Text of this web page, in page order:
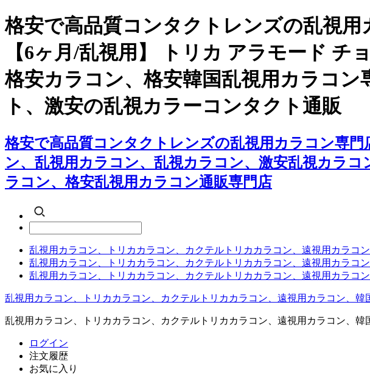
格安で高品質コンタクトレンズの乱視
【6ヶ月/乱視用】 トリカ アラモード チ
格安カラコン、格安韓国乱視用カラコ
ト、激安の乱視カラーコンタクト通販
格安で高品質コンタクトレンズの乱視用カラコン専
ン、乱視用カラコン、乱視カラコン、激安乱視カラ
ラコン、格安乱視用カラコン通販専門店
乱視用カラコン、トリカカラコン、カクテルトリカカラコン、遠視用カラコ
乱視用カラコン、トリカカラコン、カクテルトリカカラコン、遠視用カラコ
乱視用カラコン、トリカカラコン、カクテルトリカカラコン、遠視用カラコ
乱視用カラコン、トリカカラコン、カクテルトリカカラコン、遠視用カラコン、
乱視用カラコン、トリカカラコン、カクテルトリカカラコン、遠視用カラコン、
ログイン
注文履歴
お気に入り